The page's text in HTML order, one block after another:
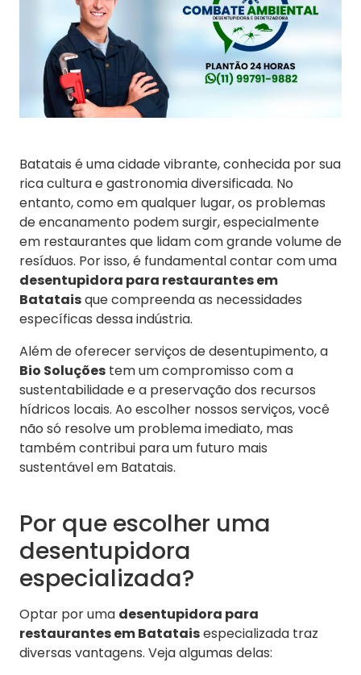
Batatais é uma cidade vibrante, conhecida por sua
rica cultura e gastronomia diversificada. No
entanto, como em qualquer lugar, os problemas
de encanamento podem surgir, especialmente
em restaurantes que lidam com grande volume de
resíduos. Por isso, é fundamental contar com uma
desentupidora para restaurantes em
Batataisque compreenda as necessidades
específicas dessa indústria.
Além de oferecer serviços de desentupimento, a
Bio Soluções tem um compromisso com a
sustentabilidade e a preservação dos recursos
hídricos locais. Ao escolher nossos serviços, você
não só resolve um problema imediato, mas
também contribui para um futuro mais
sustentável em Batatais.
Por que escolher uma
desentupidora
especializada?
Optar por uma desentupidora para
restaurantes em Batataisespecializada traz
diversas vantagens. Veja algumas delas: